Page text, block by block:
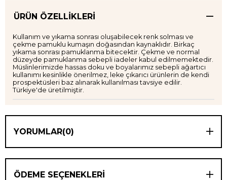
ÜRÜN ÖZELLIKLERI
Kullanım ve yıkama sonrası oluşabilecek renk solması ve
çekme pamuklu kumaşın doğasından kaynaklıdır. Birkaç
yıkama sonrası pamuklanma bitecektir. Çekme ve normal
düzeyde pamuklanma sebepli iadeler kabul edilmemektedir.
Müslinlerimizde hassas doku ve boyalarımız sebepli ağartıcı
kullanımı kesinlikle önerilmez, leke çıkarıcı ürünlerin de kendi
prospektüsleri baz alınarak kullanılması tavsiye edilir.
Türkiye'de üretilmiştir.
YORUMLAR(0)
ÖDEME SEÇENEKLERI